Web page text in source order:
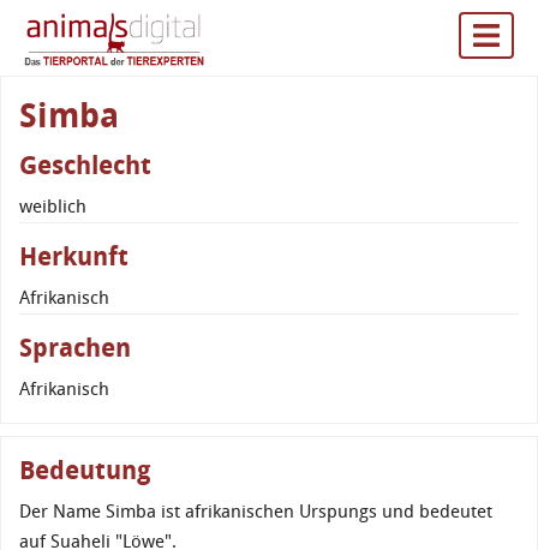
Simba
Geschlecht
weiblich
Herkunft
Afrikanisch
Sprachen
Afrikanisch
Bedeutung
Der Name Simba ist afrikanischen Urspungs und bedeutet
auf Suaheli "Löwe".